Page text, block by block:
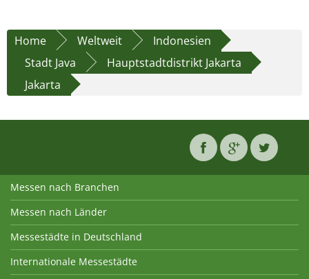
Home Weltweit
Indonesien
Stadt Java
Hauptstadtdistrikt Jakarta
Jakarta
Messen nach Branchen
Messen nach Länder
Messestädte in Deutschland
Internationale Messestädte